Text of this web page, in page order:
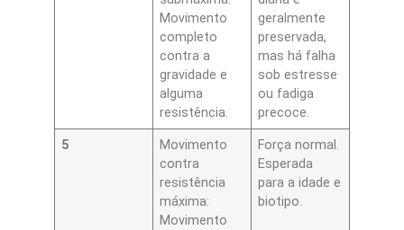
Movimento
completo
contra a
gravidade e
alguma
resistência.
geralmente
preservada,
mas há falha
sob estresse
ou fadiga
precoce.
5
Movimento
contra
resistência
máxima:
Movimento
Força normal.
Esperada
para a idade e
biotipo.